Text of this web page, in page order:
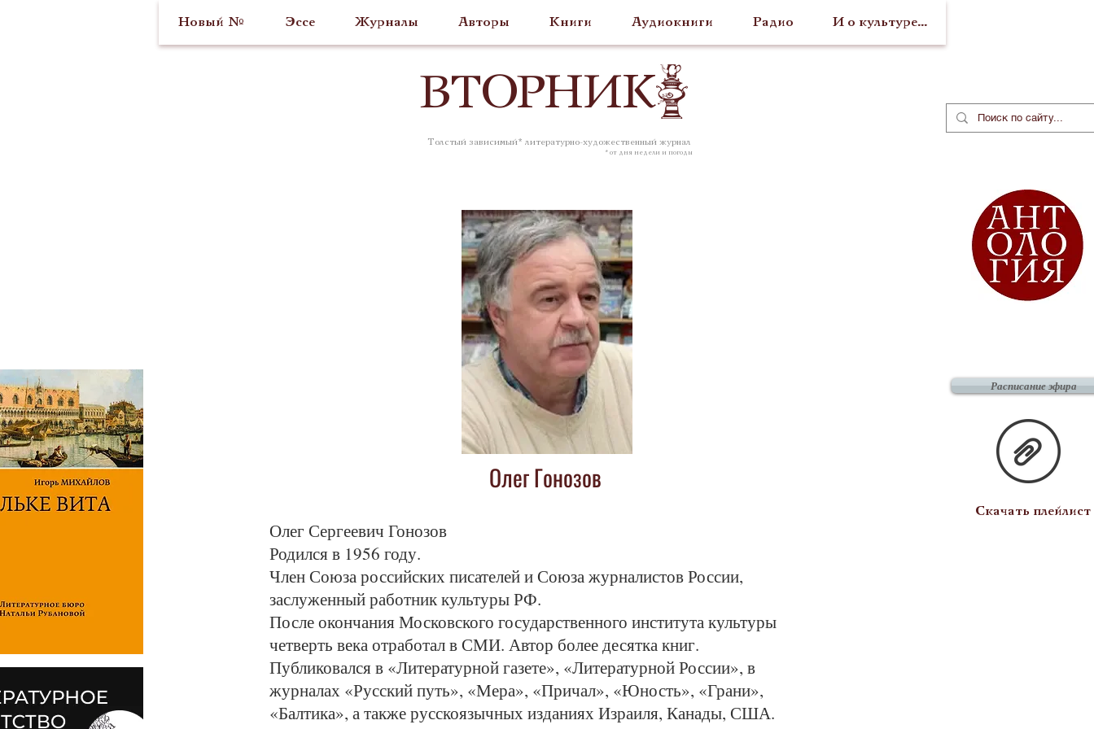
Новый № Эссе Журналы Авторы Книги Аудиокниги Радио И о культуре...
ВТОРНИК
Толстый зависимый* литературно-художественный журнал
* от дня недели и погоды
Олег Гонозов
Олег Сергеевич Гонозов
Родился в 1956 году.
Член Союза российских писателей и Союза журналистов России,
заслуженный работник культуры РФ.
После окончания Московского государственного института культуры
четверть века отработал в СМИ. Автор более десятка книг.
Публиковался в «Литературной газете», «Литературной России», в
журналах «Русский путь», «Мера», «Причал», «Юность», «Грани»,
«Балтика», а также русскоязычных изданиях Израиля, Канады, США.
Расписание эфира
Скачать плейлист